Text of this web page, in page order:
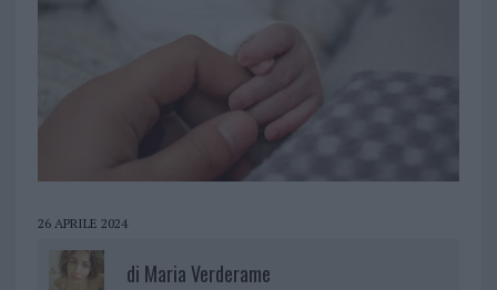
26 APRILE 2024
di Maria Verderame